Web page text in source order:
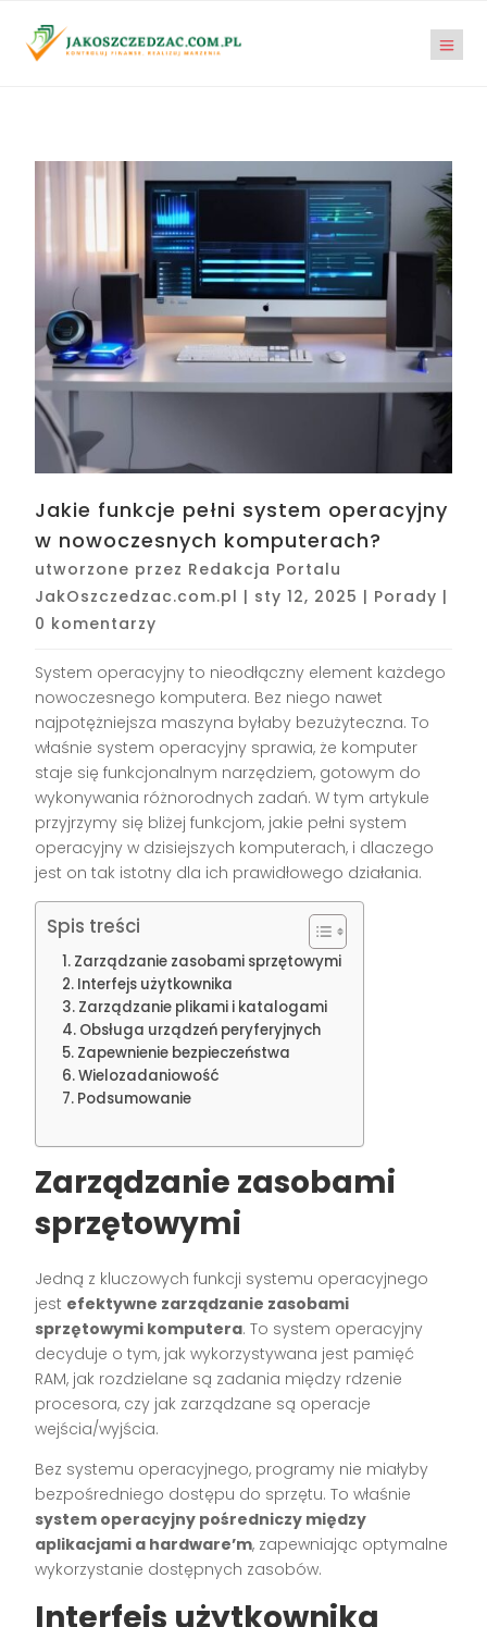
Jakie funkcje pełni system operacyjny
w nowoczesnych komputerach?
utworzone przez Redakcja Portalu
JakOszczedzac.com.pl | sty 12, 2025 | Porady |
0 komentarzy
System operacyjny to nieodłączny element każdego
nowoczesnego komputera. Bez niego nawet
najpotężniejsza maszyna byłaby bezużyteczna. To
właśnie system operacyjny sprawia, że komputer
staje się funkcjonalnym narzędziem, gotowym do
wykonywania różnorodnych zadań. W tym artykule
przyjrzymy się bliżej funkcjom, jakie pełni system
operacyjny w dzisiejszych komputerach, i dlaczego
jest on tak istotny dla ich prawidłowego działania.
Spis treści
Zarządzanie zasobami sprzętowymi
Interfejs użytkownika
Zarządzanie plikami i katalogami
Obsługa urządzeń peryferyjnych
Zapewnienie bezpieczeństwa
Wielozadaniowość
Podsumowanie
Zarządzanie zasobami
sprzętowymi
Jedną z kluczowych funkcji systemu operacyjnego
jest efektywne zarządzanie zasobami
sprzętowymi komputera. To system operacyjny
decyduje o tym, jak wykorzystywana jest pamięć
RAM, jak rozdzielane są zadania między rdzenie
procesora, czy jak zarządzane są operacje
wejścia/wyjścia.
Bez systemu operacyjnego, programy nie miałyby
bezpośredniego dostępu do sprzętu. To właśnie
system operacyjny pośredniczy między
aplikacjami a hardware’m, zapewniając optymalne
wykorzystanie dostępnych zasobów.
Interfejs użytkownika